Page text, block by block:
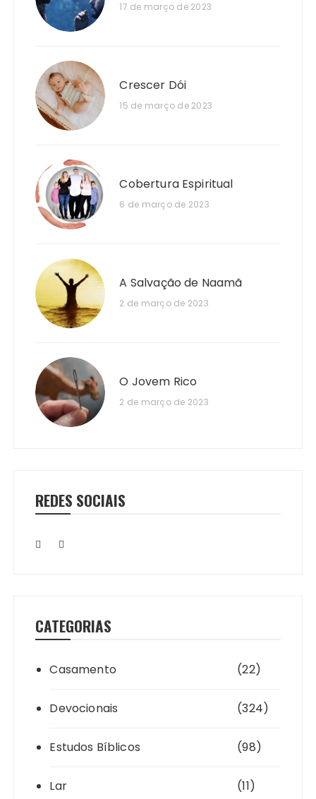
17 de março de 2023
Crescer Dói
15 de março de 2023
Cobertura Espiritual
6 de março de 2023
A Salvação de Naamã
2 de março de 2023
O Jovem Rico
2 de março de 2023
REDES SOCIAIS
CATEGORIAS
Casamento (22)
Devocionais (324)
Estudos Bíblicos (98)
Lar (11)